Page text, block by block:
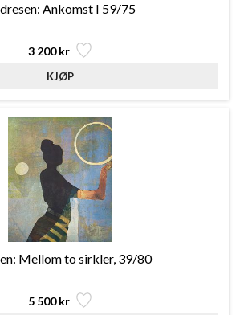
Ankomst I 59/75
3 200 kr
Mellom to sirkler, 39/80
5 500 kr